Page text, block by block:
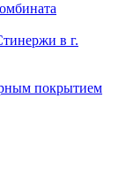
в г.
покрытием